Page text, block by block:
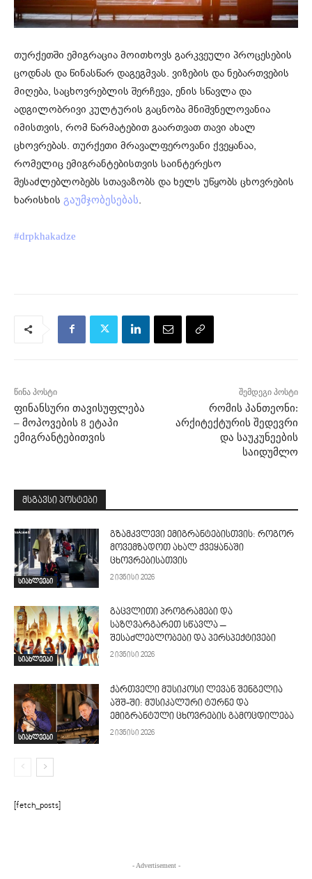
თურქეთში ემიგრაცია მოითხოვს გარკვეული პროცესების
ცოდნას და წინასწარ დაგეგმვას. ვიზების და ნებართვების
მიღება, საცხოვრებლის შერჩევა, ენის სწავლა და
ადგილობრივი კულტურის გაცნობა მნიშვნელოვანია
იმისთვის, რომ წარმატებით გაართვათ თავი ახალ
ცხოვრებას. თურქეთი მრავალფეროვანი ქვეყანაა,
რომელიც ემიგრანტებისთვის საინტერესო
შესაძლებლობებს სთავაზობს და ხელს უწყობს ცხოვრების
ხარისხის გაუმჯობესებას.
#drpkhakadze
წინა პოსტი
ფინანსური თავისუფლება
– მოპოვების 8 ეტაპი
ემიგრანტებითვის
შემდეგი პოსტი
რომის პანთეონი:
არქიტექტურის შედევრი
და საუკუნეების
საიდუმლო
მსგავსი პოსტები
სიახლეები
გზამკვლევი ემიგრანტებისთვის: როგორ
მოვემზადოთ ახალ ქვეყანაში
ცხოვრებისათვის
2 ივნისი 2026
სიახლეები
გაცვლითი პროგრამები და
საზღვარგარეთ სწავლა –
შესაძლებლობები და პერსპექტივები
2 ივნისი 2026
სიახლეები
ქართველი მუსიკოსი ლევან შენგელია
აშშ-ში: მუსიკალური ტურნე და
ემიგრანტული ცხოვრების გამოცდილება
2 ივნისი 2026
[fetch_posts]
- Advertisement -